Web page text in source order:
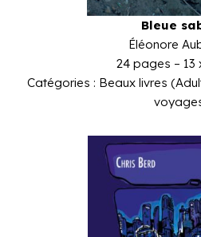
Bleue
Éléonore
24 pages – 13
Catégories : Beaux livres